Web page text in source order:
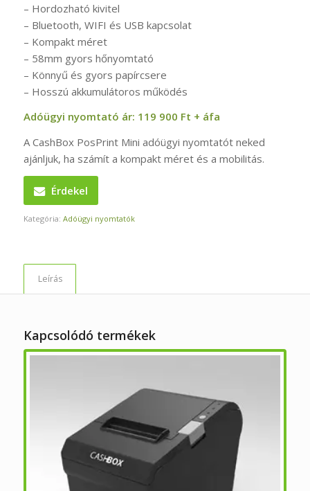
– Hordozható kivitel
– Bluetooth, WIFI és USB kapcsolat
– Kompakt méret
– 58mm gyors hőnyomtató
– Könnyű és gyors papírcsere
– Hosszú akkumulátoros működés
Adóügyi nyomtató ár: 119 900 Ft + áfa
A CashBox PosPrint Mini adóügyi nyomtatót neked
ajánljuk, ha számít a kompakt méret és a mobilitás.
Érdekel
Kategória: Adóügyi nyomtatók
Leírás
Kapcsolódó termékek